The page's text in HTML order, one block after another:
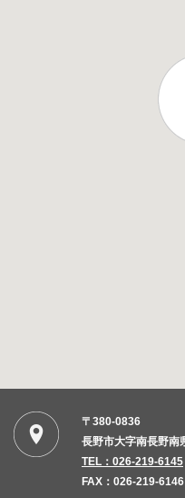
〒380-0836
長野市大字南長野南
TEL：026-219-6145
FAX：026-219-6146